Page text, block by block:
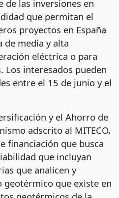
de las inversiones en
que permitan el
proyectos en España
de media y alta
eléctrica o para
Los interesados pueden
entre el 15 de junio y el
y el Ahorro de
adscrito al MITECO,
financiación que busca
que incluyan
que analicen y
que existe en